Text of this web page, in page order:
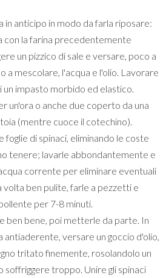
in anticipo in modo da farla riposare:
con la farina precedentemente
un pizzico di sale e versare, poco a
a mescolare, l'acqua e l'olio. Lavorare
impasto morbido ed elastico.
un'ora o anche due coperto da una
(mentre cuoce il cotechino).
foglie di spinaci, eliminando le coste
tenere; lavarle abbondantemente e
corrente per eliminare eventuali
volta ben pulite, farle a pezzetti e
per 7-8 minuti.
ben bene, poi metterle da parte. In
antiaderente, versare un goccio d'olio,
tritato finemente, rosolandolo un
soffriggere troppo. Unire gli spinaci